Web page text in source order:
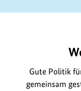
Gute Politik
gemeinsam